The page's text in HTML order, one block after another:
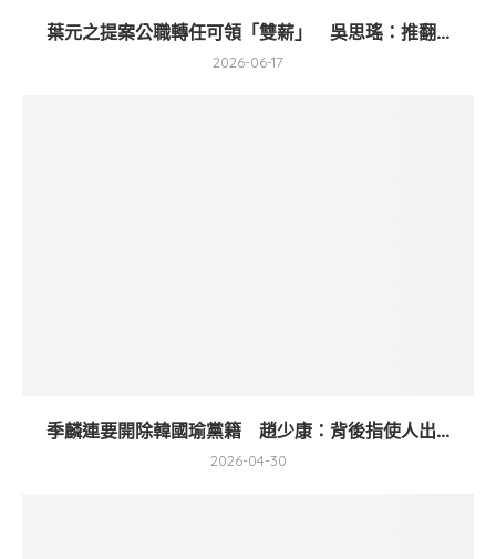
葉元之提案公職轉任可領「雙薪」 吳思瑤：推翻...
2026-06-17
季麟連要開除韓國瑜黨籍 趙少康：背後指使人出...
2026-04-30